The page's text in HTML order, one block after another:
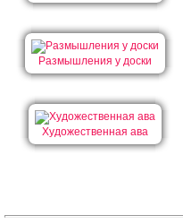
Размышления у доски
Художественная ава